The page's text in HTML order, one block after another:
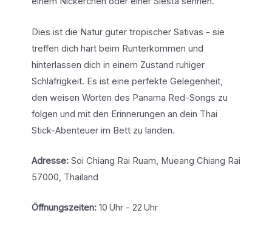
Dies ist die Natur guter tropischer Sativas - sie
treffen dich hart beim Runterkommen und
hinterlassen dich in einem Zustand ruhiger
Schläfrigkeit. Es ist eine perfekte Gelegenheit,
den weisen Worten des Panama Red-Songs zu
folgen und mit den Erinnerungen an dein Thai
Stick-Abenteuer im Bett zu landen.
Adresse:Soi Chiang Rai Ruam, Mueang Chiang Rai
57000, Thailand
Öffnungszeiten:10 Uhr - 22 Uhr